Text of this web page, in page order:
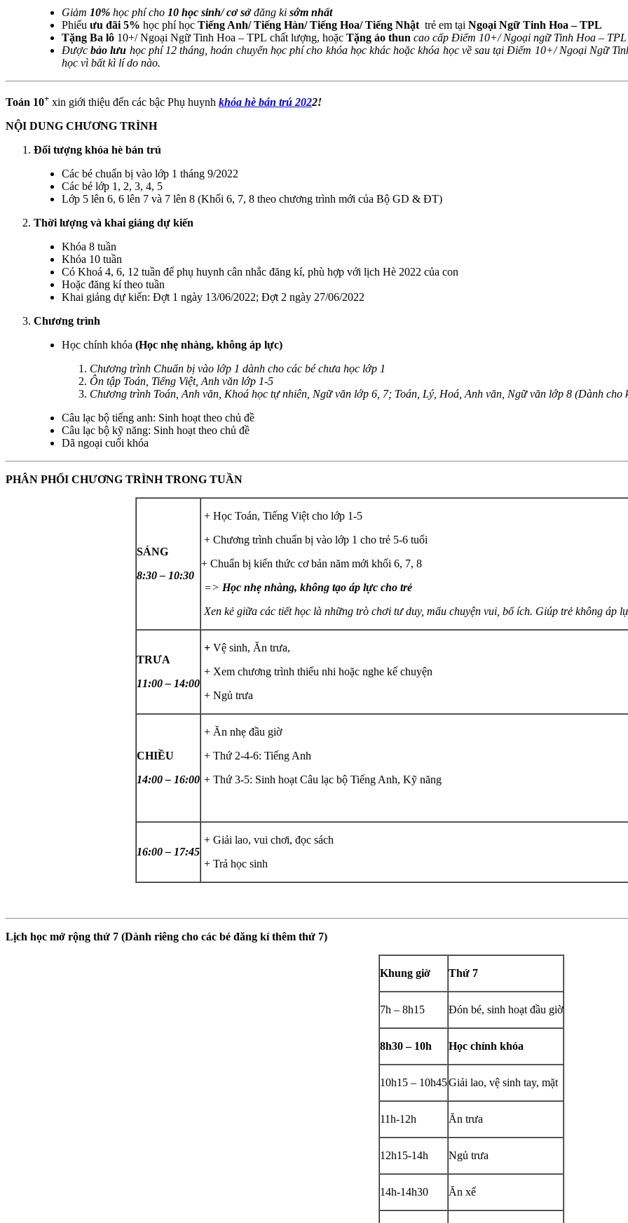
Giảm 10% học phí cho 10 học sinh/ cơ sởđăng ki sớm nhất
Phiếu ưu đãi 5% học phí học Tiếng Anh/ Tiếng Hàn/ Tiếng Hoa/ Tiếng Nhật trẻ em tại Ngoại Ngữ Tinh Hoa – TPL
Tặng Ba lô 10+/ Ngoại Ngữ Tinh Hoa – TPL chất lượng, hoặc Tặng áo thun cao cấp Điểm 10+/ Ngoại ngữ Tinh Hoa –
Đượcbảo lưu học phí 12 tháng, hoán chuyển học phí cho khóa học khác hoặc khóa học về sau tại Điểm 10+/ Ngoại Ngữ
học vì bất kì lí do nào.
Toán 10+ xin giới thiệu đến các bậc Phụ huynh khóa hè bán trú​ 2022!
NỘI DUNG CHƯƠNG TRÌNH
Đối tượng khóa hè bán trú
Các bé chuẩn bị vào lớp 1 tháng 9/2022
Các bé lớp 1, 2, 3, 4, 5
Lớp 5 lên 6, 6 lên 7 và 7 lên 8 (Khối 6, 7, 8 theo chương trình mới của Bộ GD & ĐT)
Thời lượng và khai giảng dự kiến
Khóa 8 tuần
Khóa 10 tuần
Có Khoá 4, 6, 12 tuần để phụ huynh cân nhắc đăng kí, phù hợp với lịch Hè 2022 của con
Hoặc đăng kí theo tuần
Khai giảng dự kiến: Đợt 1 ngày 13/06/2022; Đợt 2 ngày 27/06/2022
Chương trình
Học chính khóa (Học nhẹ nhàng, không áp lực)
Chương trình Chuẩn bị vào lớp 1 dành cho các bé chưa học lớp 1
Ôn tập Toán, Tiếng Việt, Anh văn lớp 1-5
Chương trình Toán, Anh văn, Khoá học tự nhiên, Ngữ văn lớp 6, 7; Toán, Lý, Hoá, Anh văn, Ngữ văn lớp 8 (Dành cho
Câu lạc bộ tiếng anh: Sinh hoạt theo chủ đề
Câu lạc bộ kỹ năng: Sinh hoạt theo chủ đề
Dã ngoại cuối khóa
PHÂN PHỐI CHƯƠNG TRÌNH TRONG TUẦN
SÁNG
8:30 – 10:30
+ Học Toán, Tiếng Việt cho lớp 1-5
+ Chương trình chuẩn bị vào lớp 1 cho trẻ 5-6 tuổi
+ Chuẩn bị kiến thức cơ bản năm mới khối 6, 7, 8
=> Học nhẹ nhàng, không tạo áp lực cho trẻ
Xen kẻ giữa các tiết học là những trò chơi tư duy, mẩu chuyện vui, bổ ích. Giúp trẻ không áp
TRƯA
11:00 – 14:00
+ Vệ sinh, Ăn trưa,
+ Xem chương trình thiếu nhi hoặc nghe kể chuyện
+ Ngủ trưa
CHIỀU
14:00 – 16:00
+ Ăn nhẹ đầu giờ
+ Thứ 2-4-6: Tiếng Anh
+ Thứ 3-5: Sinh hoạt Câu lạc bộ Tiếng Anh, Kỹ năng
16:00 – 17:45
+ Giải lao, vui chơi, đọc sách
+ Trả học sinh
Lịch học mở rộng thứ 7 (Dành riêng cho các bé đăng kí thêm thứ 7)
Khung giờ Thứ 7
7h – 8h15 Đón bé, sinh hoạt đầu giờ
8h30 – 10h Học chính khóa
10h15 – 10h45Giải lao, vệ sinh tay, mặt
11h-12h Ăn trưa
12h15-14h Ngủ trưa
14h-14h30 Ăn xế